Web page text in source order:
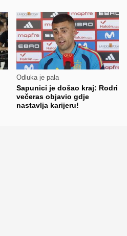
Odluka je pala
Sapunici je došao kraj: Rodri
večeras objavio gdje
nastavlja karijeru!